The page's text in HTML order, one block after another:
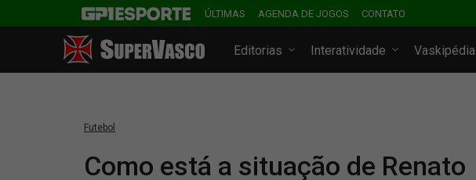
ÚLTIMAS AGENDA DE JOGOS CONTATO
Editorias Interatividade Vaskipédia
Futebol
Como está a situação de Renato